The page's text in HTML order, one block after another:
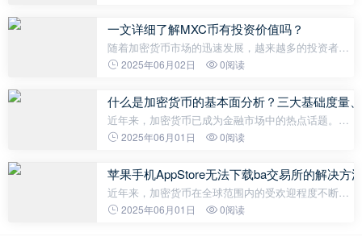
纳入资产负债表。本文将带您深入
一文详细了解MXC币有投资价值吗？
随着加密货币市场的迅速发展，越来越多的投资者开
始关注新兴币种。其中，MXC币受到广泛讨论与关
入探讨MXC币的特点、应用场景、市场
2025年06月02日 0阅读
什么是加密货币的基本面分析？三大基础度量
近年来，加密货币已成为金融市场中的热点话题。作
为一种新型的投资资产，加密货币吸引了众多投资者
析方式具有自己的独特性。其中，基
2025年06月01日 0阅读
苹果手机AppStore无法下载ba交易所的解决方
近年来，加密货币在全球范围内的受欢迎程度不断提
升，越来越多的人开始投资和交易各种数字货币。然
2025年06月01日 0阅读